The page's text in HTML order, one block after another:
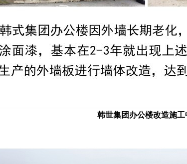
韩世集团办公楼改造施工